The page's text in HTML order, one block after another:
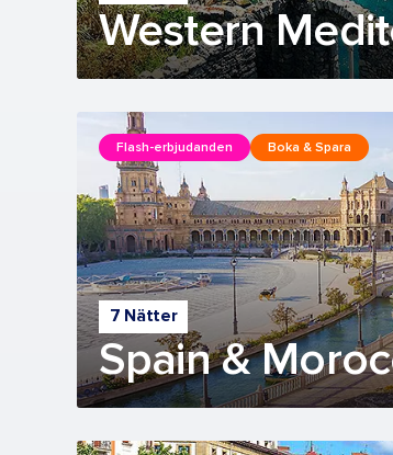
Western
7 Nätter
Spain &
Flash-erbjudanden Boka & Spara